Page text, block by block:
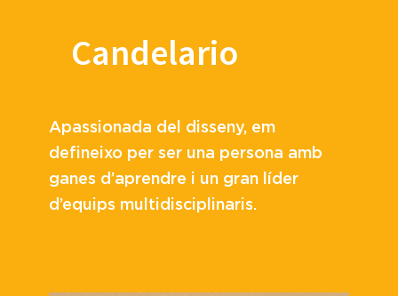
Candelario
Apassionada del disseny, em
defineixo per ser una persona amb
ganes d’aprendre i un gran líder
d’equips multidisciplinaris.